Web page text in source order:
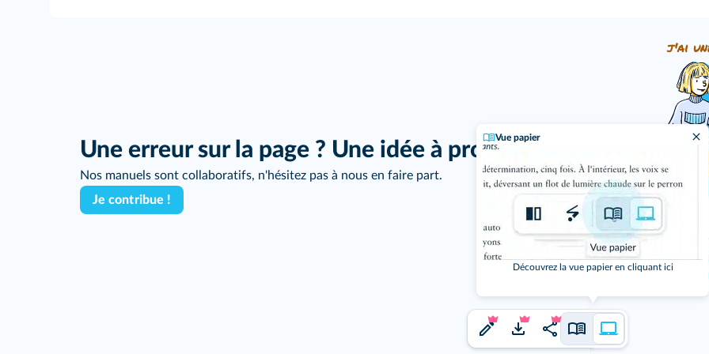
Vue papier
Découvrez la vue papier en cliquant ici
Une erreur sur la page ? Une idée à proposer ?
Nos manuels sont collaboratifs, n'hésitez pas à nous en faire part.
Je contribue !
j'ai